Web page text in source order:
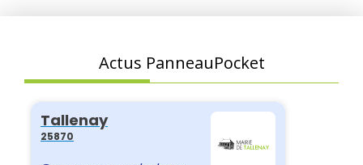
Actus PanneauPocket